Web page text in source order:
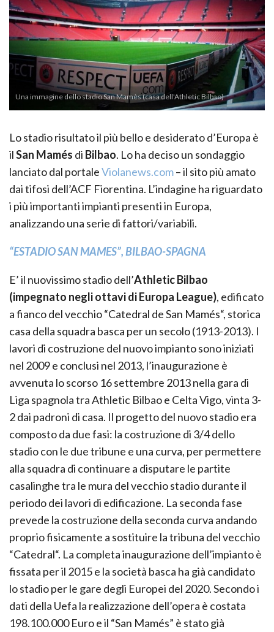
Una immagine dello stadio San Mamès (casa dell'Athletic Bilbao)
Lo stadio risultato il più bello e desiderato d’Europa è
ilSan Mamés di Bilbao. Lo ha deciso un sondaggio
lanciato dal portaleViolanews.com– il sito più amato
dai tifosi dell’ACF Fiorentina. L’indagine ha riguardato
i più importanti impianti presenti in Europa,
analizzando una serie di fattori/variabili.
“ESTADIO SAN MAMES”, BILBAO-SPAGNA
E’ il nuovissimo stadio dell’Athletic Bilbao
(impegnato negli ottavi di Europa League), edificato
a fianco del vecchio “Catedral de San Mamés“, storica
casa della squadra basca per un secolo (1913-2013). I
lavori di costruzione del nuovo impianto sono iniziati
nel 2009 e conclusi nel 2013, l’inaugurazione è
avvenuta lo scorso 16 settembre 2013 nella gara di
Liga spagnola tra Athletic Bilbao e Celta Vigo, vinta 3-
2 dai padroni di casa. Il progetto del nuovo stadio era
composto da due fasi: la costruzione di 3/4 dello
stadio con le due tribune e una curva, per permettere
alla squadra di continuare a disputare le partite
casalinghe tra le mura del vecchio stadio durante il
periodo dei lavori di edificazione. La seconda fase
prevede la costruzione della seconda curva andando
proprio fisicamente a sostituire la tribuna del vecchio
“Catedral“. La completa inaugurazione dell’impianto è
fissata per il 2015 e la società basca ha già candidato
lo stadio per le gare degli Europei del 2020. Secondo i
dati della Uefa la realizzazione dell’opera è costata
198.100.000 Euro e il “San Mamés” è stato già